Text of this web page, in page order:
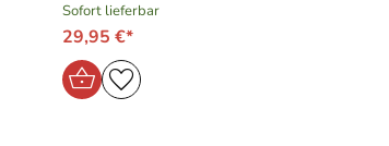
Sofort lieferbar
29,95 €*